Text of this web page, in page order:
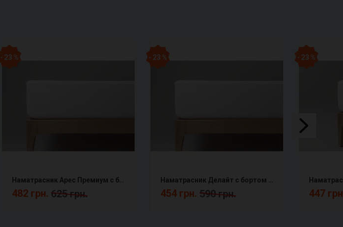
- 23 %
Наматрасник Арес Премиум с бортом натяжной непромокаемый AF
482 грн. 625 грн.
- 23 %
454 грн. 590 грн.
- 23 %
447